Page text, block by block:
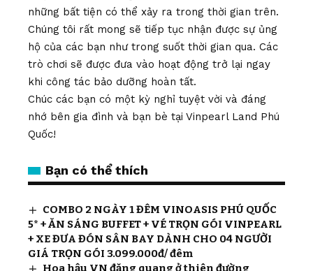
những bất tiện có thể xảy ra trong thời gian trên.
Chúng tôi rất mong sẽ tiếp tục nhận được sự ủng
hộ của các bạn như trong suốt thời gian qua. Các
trò chơi sẽ được đưa vào hoạt động trở lại ngay
khi công tác bảo dưỡng hoàn tất.
Chúc các bạn có một kỳ nghỉ tuyệt vời và đáng
nhớ bên gia đình và bạn bè tại Vinpearl Land Phú
Quốc!
Bạn có thể thích
COMBO 2 NGÀY 1 ĐÊM VINOASIS PHÚ QUỐC
5* + ĂN SÁNG BUFFET + VÉ TRỌN GÓI VINPEARL
+ XE ĐƯA ĐÓN SÂN BAY DÀNH CHO 04 NGƯỜI
GIÁ TRỌN GÓI 3.099.000đ/ đêm
Hoa hậu VN đăng quang ở thiên đường